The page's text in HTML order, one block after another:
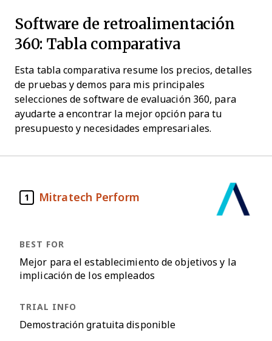
Software de retroalimentación
360: Tabla comparativa
Esta tabla comparativa resume los precios, detalles
de pruebas y demos para mis principales
selecciones de software de evaluación 360, para
ayudarte a encontrar la mejor opción para tu
presupuesto y necesidades empresariales.
1 Mitratech Perform
Mejor para el establecimiento de objetivos y la
implicación de los empleados
Demostración gratuita disponible